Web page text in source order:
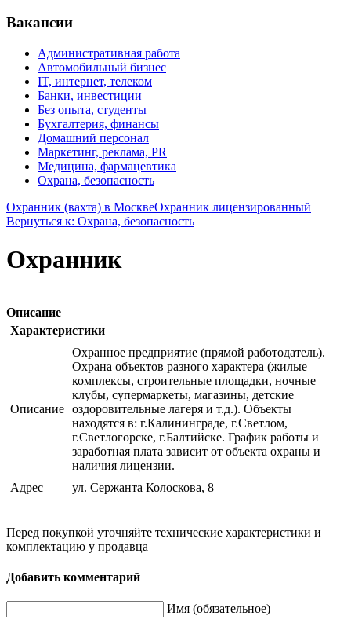
Вакансии
Административная работа
Автомобильный бизнес
IT, интернет, телеком
Банки, инвестиции
Без опыта, студенты
Бухгалтерия, финансы
Домашний персонал
Маркетинг, реклама, PR
Медицина, фармацевтика
Охрана, безопасность
Охранник (вахта) в МосквеОхранник лицензированный
Вернуться к: Охрана, безопасность
Охранник
Описание
Характеристики
Описание
Охранное предприятие (прямой работодатель).
Охрана объектов разного характера (жилые
комплексы, строительные площадки, ночные
клубы, супермаркеты, магазины, детские
оздоровительные лагеря и т.д.). Объекты
находятся в: г.Калининграде, г.Светлом,
г.Светлогорске, г.Балтийске. График работы и
заработная плата зависит от объекта охраны и
наличия лицензии.
Адрес
ул. Сержанта Колоскова, 8
Перед покупкой уточняйте технические характеристики и
комплектацию у продавца
Добавить комментарий
Имя (обязательное)